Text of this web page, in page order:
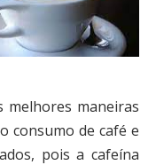
melhores maneiras
consumo de café e
pois a cafeína